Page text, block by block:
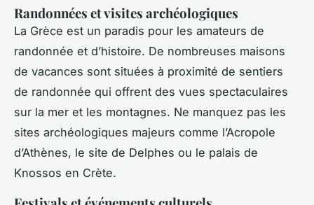
Randonnées et visites archéologiques
La Grèce est un paradis pour les amateurs de
randonnée et d’histoire. De nombreuses maisons
de vacances sont situées à proximité de sentiers
de randonnée qui offrent des vues spectaculaires
sur la mer et les montagnes. Ne manquez pas les
sites archéologiques majeurs comme l’Acropole
d’Athènes, le site de Delphes ou le palais de
Knossos en Crète.